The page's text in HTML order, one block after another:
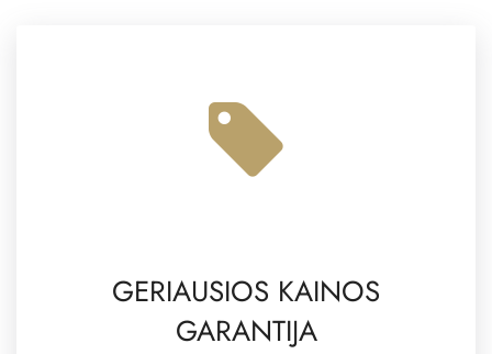
GERIAUSIOS KAINOS
GARANTIJA